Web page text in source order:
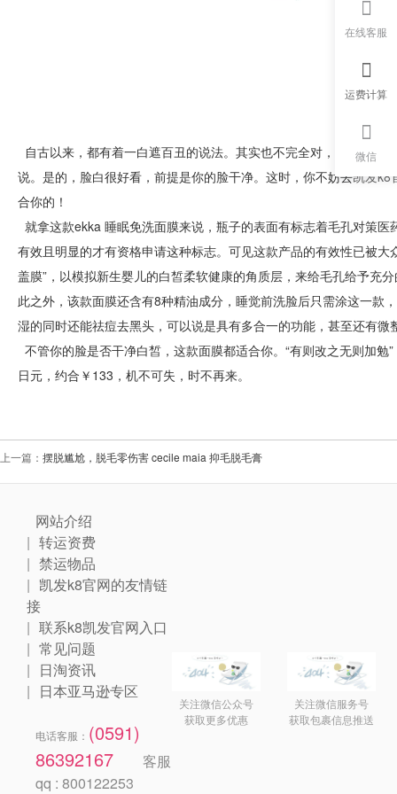
自古以来，都有着一白遮百丑的说法。其实也不完全对，当脸上
说。是的，脸白很好看，前提是你的脸干净。这时，你不妨去凯发k8
合你的！
就拿这款ekka 睡眠免洗面膜来说，瓶子的表面有标志着毛孔对策
有效且明显的才有资格申请这种标志。可见这款产品的有效性已被
盖膜”，以模拟新生婴儿的白皙柔软健康的角质层，来给毛孔给予充
此之外，该款面膜还含有8种精油成分，睡觉前洗脸后只需涂这一款
湿的同时还能祛痘去黑头，可以说是具有多合一的功能，甚至还有微
不管你的脸是否干净白皙，这款面膜都适合你。“有则改之无则加
日元，约合￥133，机不可失，时不再来。
上一篇： 摆脱尴尬，脱毛零伤害 cecile maia 抑毛脱毛膏
网站介绍
转运资费
禁运物品
凯发k8官网的友情链
接
联系k8凯发官网入口
常见问题
日淘资讯
日本亚马逊专区
电话客服： (0591)
86392167
客服
qq : 800122253
关注微信公众号
获取更多优惠
关注微信服务号
获取包裹信息推送
在线客服
运费计算
微信